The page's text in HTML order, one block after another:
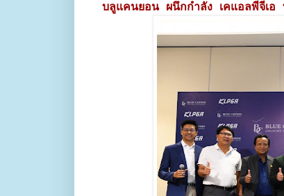
บลูแคนยอน ผนึกกำลัง เคแอลพีจีเ